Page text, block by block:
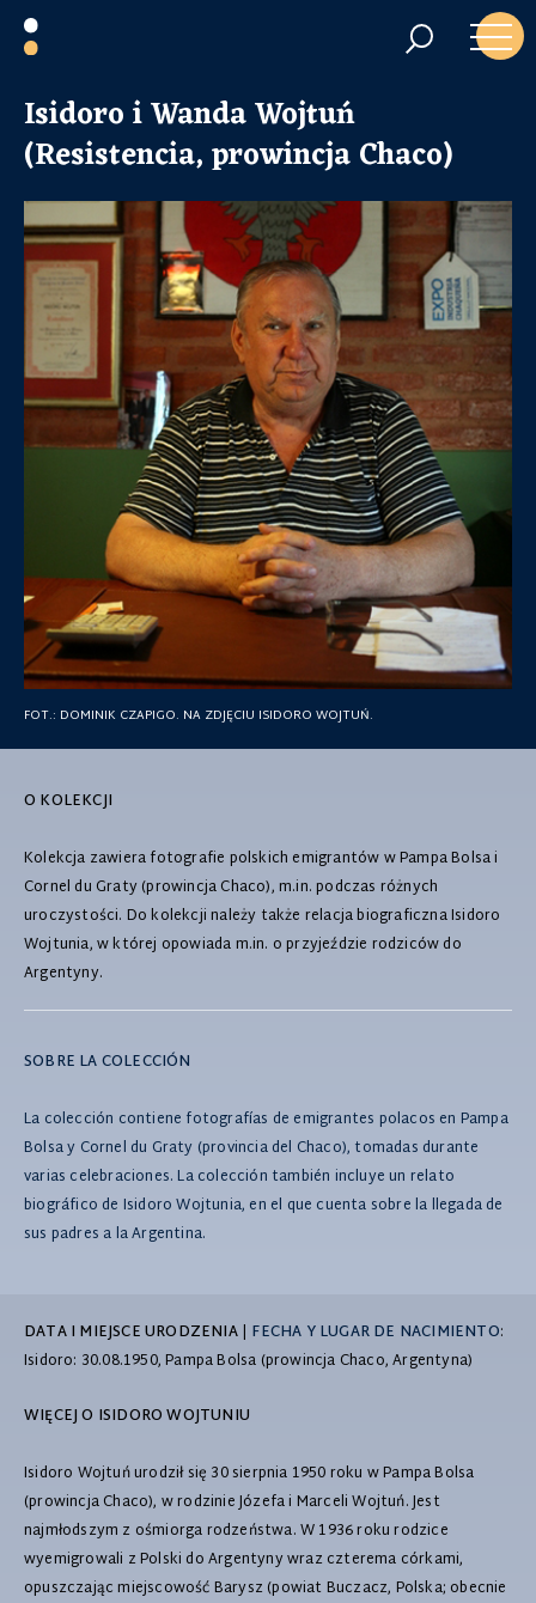
FOT.: DOMINIK CZAPIGO. NA ZDJĘCIU ISIDORO WOJTUŃ.
Isidoro i Wanda Wojtuń
(Resistencia, prowincja Chaco)
O KOLEKCJI
Kolekcja zawiera fotografie polskich emigrantów w Pampa Bolsa i
Cornel du Graty (prowincja Chaco), m.in. podczas różnych
uroczystości. Do kolekcji należy także relacja biograficzna Isidoro
Wojtunia, w której opowiada m.in. o przyjeździe rodziców do
Argentyny.
SOBRE LA COLECCIÓN
La colección contiene fotografías de emigrantes polacos en Pampa
Bolsa y Cornel du Graty (provincia del Chaco), tomadas durante
varias celebraciones. La colección también incluye un relato
biográfico de Isidoro Wojtunia, en el que cuenta sobre la llegada de
sus padres a la Argentina.
DATA I MIEJSCE URODZENIA| FECHA Y LUGAR DE NACIMIENTO:
Isidoro: 30.08.1950, Pampa Bolsa (prowincja Chaco, Argentyna)
WIĘCEJ O ISIDORO WOJTUNIU
Isidoro Wojtuń urodził się 30 sierpnia 1950 roku w Pampa Bolsa
(prowincja Chaco), w rodzinie Józefa i Marceli Wojtuń. Jest
najmłodszym z ośmiorga rodzeństwa. W 1936 roku rodzice
wyemigrowali z Polski do Argentyny wraz czterema córkami,
opuszczając miejscowość Barysz (powiat Buczacz, Polska; obecnie